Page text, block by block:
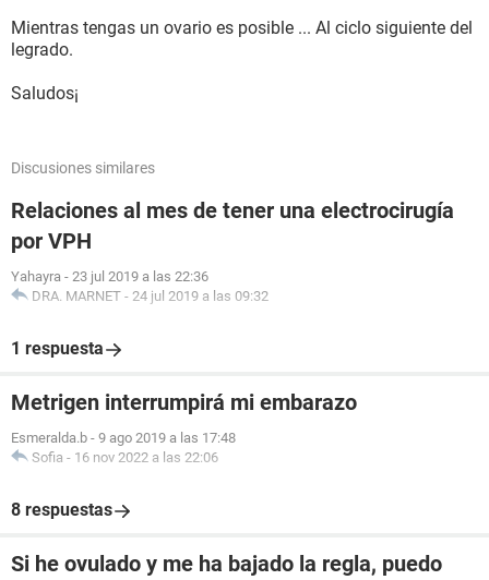
Mientras tengas un ovario es posible ... Al ciclo siguiente del
legrado.
Saludos¡
Discusiones similares
Relaciones al mes de tener una electrocirugía
por VPH
Yahayra - 23 jul 2019 a las 22:36
DRA. MARNET - 24 jul 2019 a las 09:32
1 respuesta
Metrigen interrumpirá mi embarazo
Esmeralda.b - 9 ago 2019 a las 17:48
Sofia - 16 nov 2022 a las 22:06
8 respuestas
Si he ovulado y me ha bajado la regla, puedo